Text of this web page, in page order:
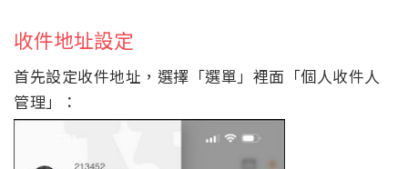
收件地址設定
首先設定收件地址，選擇「選單」裡面「個人收件人
管理」：